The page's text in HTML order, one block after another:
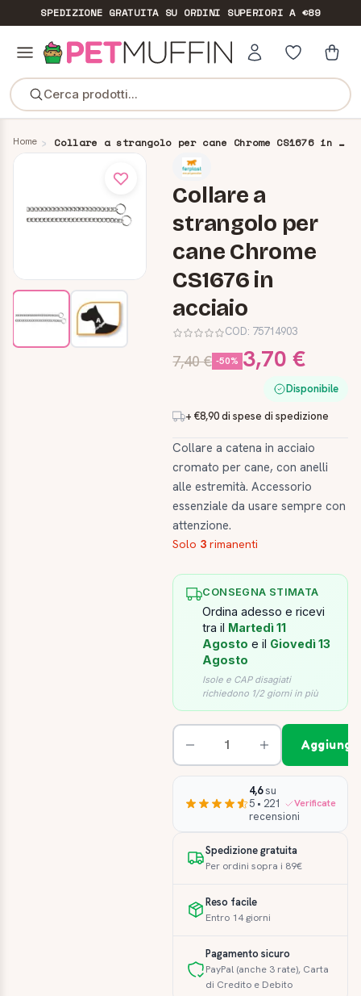
SPEDIZIONE GRATUITASU ORDINI SUPERIORI A €89
Cerca prodotti...
Home Collare a strangolo per cane Chrome CS1676 in acciaio
Collare a
strangolo per
cane Chrome
CS1676 in
acciaio
COD: 75714903
7,40 € -50% 3,70 €
Disponibile
+ €8,90 di spese di spedizione
Collare a catena in acciaio
cromato per cane, con anelli
alle estremità. Accessorio
essenziale da usare sempre con
attenzione.
Solo 3 rimanenti
CONSEGNA STIMATA
Ordina adesso e ricevi
tra il Martedì 11
Agosto e il Giovedì 13
Agosto
Isole e CAP disagiati
richiedono 1/2 giorni in più
4,6su
5 • 221
recensioni
Verificate
Spedizione gratuita
Per ordini sopra i 89€
Reso facile
Entro 14 giorni
Pagamento sicuro
PayPal (anche 3 rate), Carta
di Credito e Debito